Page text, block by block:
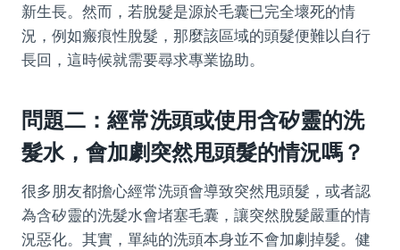
新生長。然而，若脫髮是源於毛囊已完全壞死的情
況，例如瘢痕性脫髮，那麼該區域的頭髮便難以自行
長回，這時候就需要尋求專業協助。
問題二：經常洗頭或使用含矽靈的洗
髮水，會加劇突然甩頭髮的情況嗎？
很多朋友都擔心經常洗頭會導致突然甩頭髮，或者認
為含矽靈的洗髮水會堵塞毛囊，讓突然脫髮嚴重的情
況惡化。其實，單純的洗頭本身並不會加劇掉髮。健